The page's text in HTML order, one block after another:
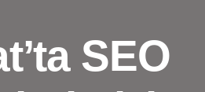
SEO